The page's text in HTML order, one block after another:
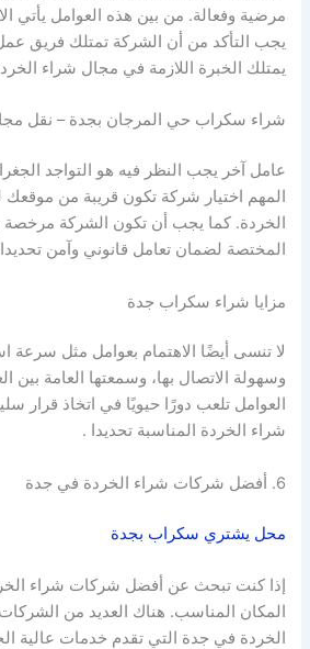
مرضية وفعالة. من بين هذه العوامل يأتي
يجب التأكد من أن الشركة تمتلك فريق
يمتلك الخبرة اللازمة في مجال شراء
شراء سكراب حي المرجان بجدة – نقل
عامل آخر يجب النظر فيه هو التواجد
المهم اختيار شركة تكون قريبة من موقعك
الخردة. كما يجب أن تكون الشركة مرخصة
المختصة لضمان تعامل قانوني وآمن
مزايا شراء سكراب جدة
لا تنسى أيضًا الاهتمام بعوامل مثل سرعة
وسهولة الاتصال بها، وسمعتها العامة بين
العوامل تلعب دورًا حيويًا في اتخاذ قرار
شراء الخردة المناسبة تحديدا .
6. أفضل شركات شراء الخردة في جدة
محل يشتري سكراب بجدة
إذا كنت تبحث عن أفضل شركات شراء
المكان المناسب. هناك العديد من
الخردة في جدة التي تقدم خدمات عالية